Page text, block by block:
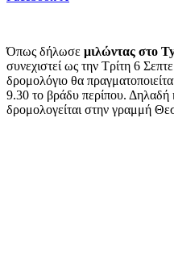
Όπως δήλωσε μιλώντας στο
συνεχιστεί ως την Τρίτη 6
δρομολόγιο θα
9.30 το βράδυ περίπου. Δηλαδή
δρομολογείται στην γραμμή